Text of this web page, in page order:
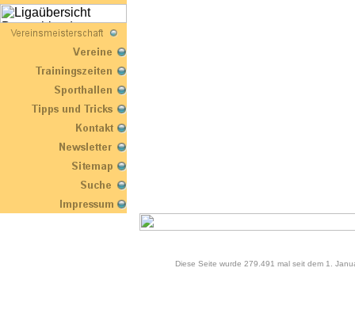
Diese Seite wurde 279.491 mal seit dem 1.